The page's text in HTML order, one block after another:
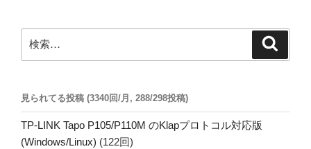
索:
見られてる投稿 (3340回/月, 288/298投稿)
TP-LINK Tapo P105/P110M のKlapプロトコル対応版
(Windows/Linux) (122回)